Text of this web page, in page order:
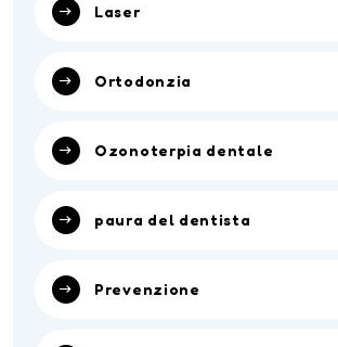
Laser
Ortodonzia
Ozonoterpia dentale
paura del dentista
Prevenzione